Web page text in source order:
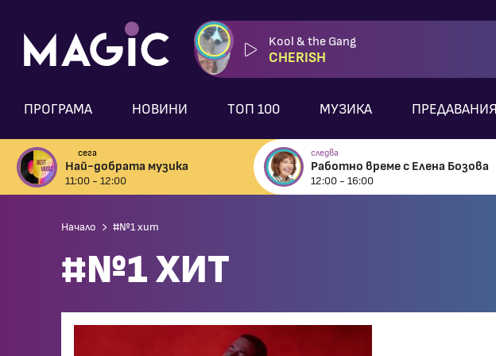
Kool & the Gang
CHERISH
ПРОГРАМА НОВИНИ ТОП 100 МУЗИКА ПРЕДАВАНИЯ
сега
Най-добрата музика
11:00 - 12:00
следва
Работно време с Елена Бозова
12:00 - 16:00
Начало #№1 хит
#№1 ХИТ